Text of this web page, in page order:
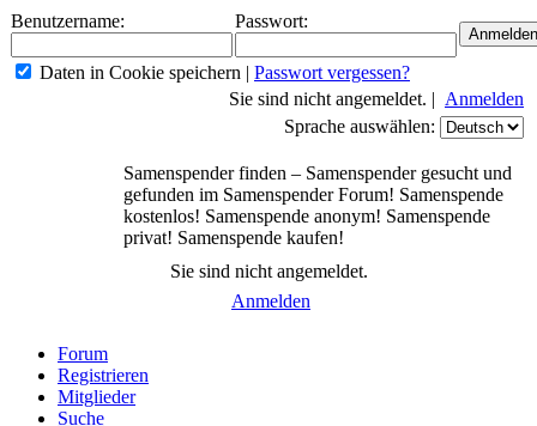
Benutzername: Passwort:
Daten in Cookie speichern | Passwort vergessen?
Sie sind nicht angemeldet. | Anmelden
Sprache auswählen:
Samenspender finden – Samenspender gesucht und
gefunden im Samenspender Forum! Samenspende
kostenlos! Samenspende anonym! Samenspende
privat! Samenspende kaufen!
Sie sind nicht angemeldet.
Anmelden
Forum
Registrieren
Mitglieder
Suche